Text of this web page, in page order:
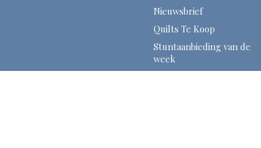
Nieuwsbrief
Quilts Te Koop
Stuntaanbieding van de
week